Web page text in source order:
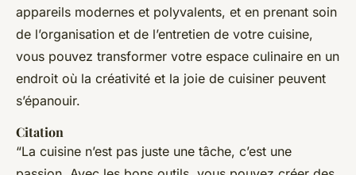
appareils modernes et polyvalents, et en prenant soin
de l’organisation et de l’entretien de votre cuisine,
vous pouvez transformer votre espace culinaire en un
endroit où la créativité et la joie de cuisiner peuvent
s’épanouir.
Citation
“La cuisine n’est pas juste une tâche, c’est une